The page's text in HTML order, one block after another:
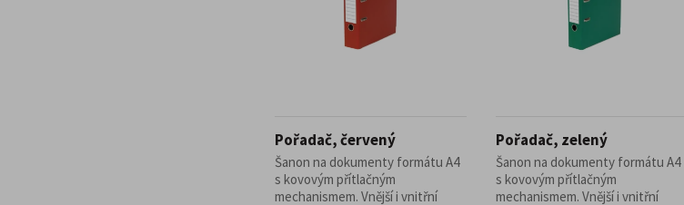
Pořadač, červený
Šanon na dokumenty formátu A4
s kovovým přítlačným
mechanismem. Vnější i vnitřní
Pořadač, zelený
Šanon na dokumenty formátu A4
s kovovým přítlačným
mechanismem. Vnější i vnitřní